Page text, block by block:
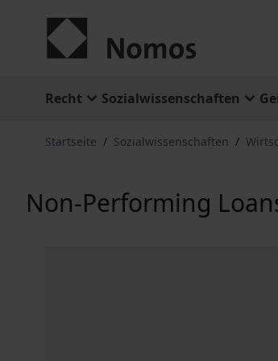
Recht Sozialwissenschaften
Startseite / Sozialwissenschaften /
Non-Performing